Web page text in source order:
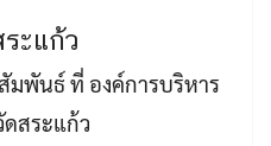
Search
ะแก้ว
มพันธ์ ที่ องค์การบริหาร
สระแก้ว